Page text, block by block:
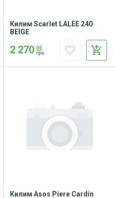
Килим Scarlet LALEE 240
BEIGE
2 270 00
грн.
add_shopping_cart
favorite_border
Килим Asos Piere Cardin